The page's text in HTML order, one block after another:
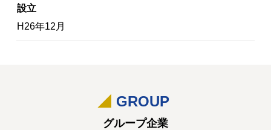
設立
H26年12月
GROUP
グループ企業